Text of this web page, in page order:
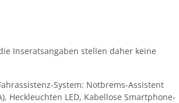
Inseratsangaben stellen daher keine
System: Notbrems-Assistent
Heckleuchten LED, Kabellose Smartphone-